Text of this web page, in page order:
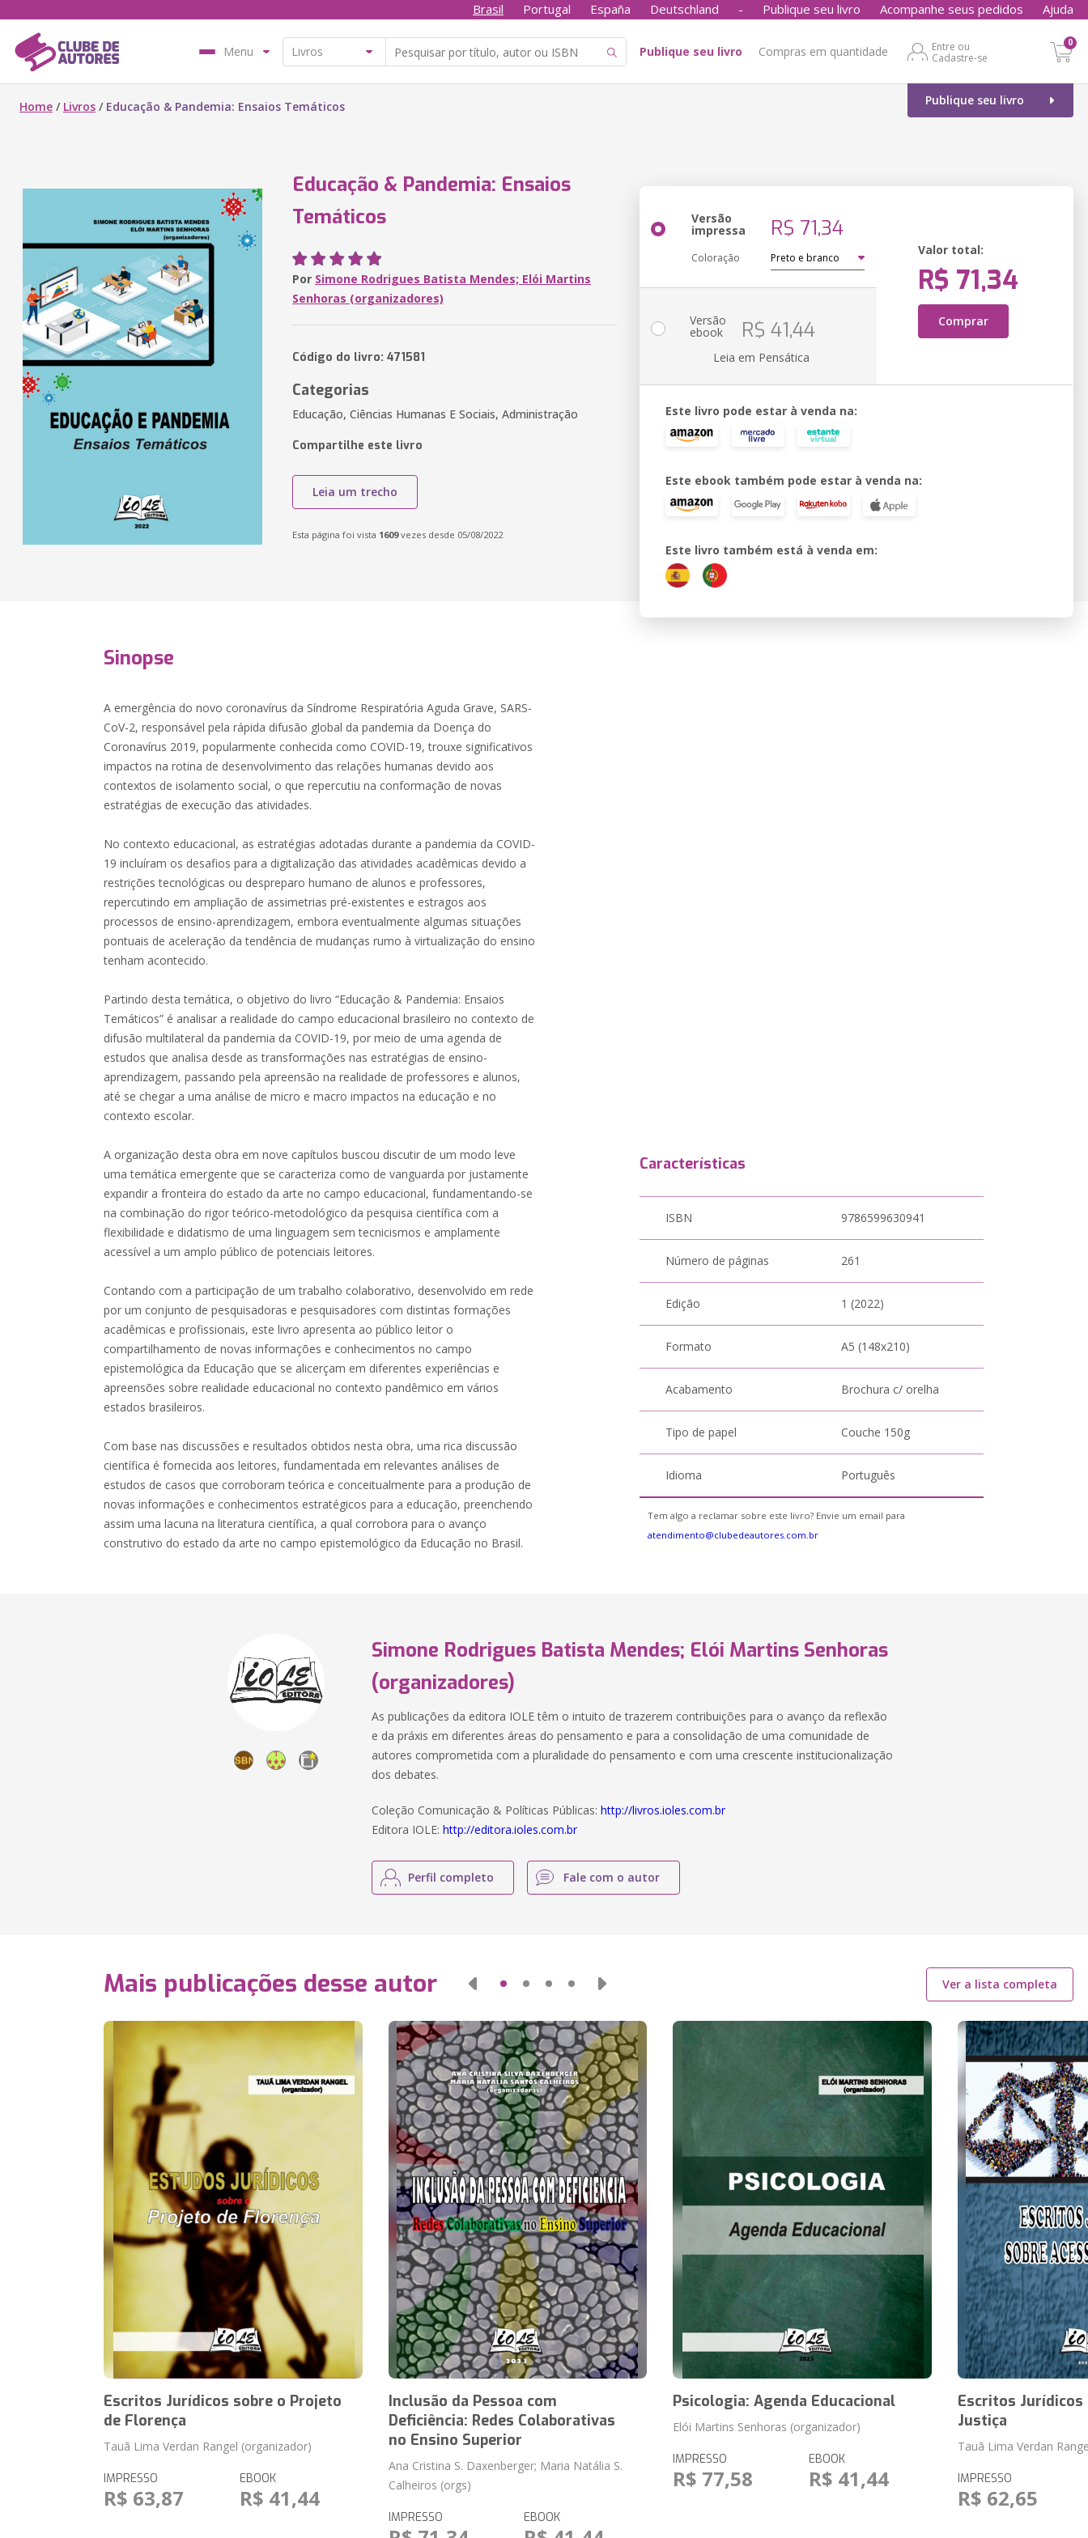
Brasil Portugal España Deutschland - Publique seu livro Acompanhe seus pedidos Ajuda
Menu Publique seu livro Compras em quantidade
Entre ou
Cadastre-se
0
Publique seu livro
Home / Livros / Educação & Pandemia: Ensaios Temáticos
Educação & Pandemia: Ensaios
Temáticos
Por Simone Rodrigues Batista Mendes; Elói Martins
Senhoras (organizadores)
Código do livro: 471581
Categorias
Educação, Ciências Humanas E Sociais, Administração
Compartilhe este livro
Leia um trecho
Esta página foi vista 1609vezes desde 05/08/2022
Versão
impressa R$ 71,34
Coloração
Valor total:
R$ 71,34
Comprar
Versão
ebook R$ 41,44
Leia em Pensática
Este livro pode estar à venda na:
Este ebook também pode estar à venda na:
Este livro também está à venda em:
Sinopse
A emergência do novo coronavírus da Síndrome Respiratória Aguda Grave, SARS-
CoV-2, responsável pela rápida difusão global da pandemia da Doença do
Coronavírus 2019, popularmente conhecida como COVID-19, trouxe significativos
impactos na rotina de desenvolvimento das relações humanas devido aos
contextos de isolamento social, o que repercutiu na conformação de novas
estratégias de execução das atividades.
No contexto educacional, as estratégias adotadas durante a pandemia da COVID-
19 incluíram os desafios para a digitalização das atividades acadêmicas devido a
restrições tecnológicas ou despreparo humano de alunos e professores,
repercutindo em ampliação de assimetrias pré-existentes e estragos aos
processos de ensino-aprendizagem, embora eventualmente algumas situações
pontuais de aceleração da tendência de mudanças rumo à virtualização do ensino
tenham acontecido.
Partindo desta temática, o objetivo do livro “Educação & Pandemia: Ensaios
Temáticos” é analisar a realidade do campo educacional brasileiro no contexto de
difusão multilateral da pandemia da COVID-19, por meio de uma agenda de
estudos que analisa desde as transformações nas estratégias de ensino-
aprendizagem, passando pela apreensão na realidade de professores e alunos,
até se chegar a uma análise de micro e macro impactos na educação e no
contexto escolar.
A organização desta obra em nove capítulos buscou discutir de um modo leve
uma temática emergente que se caracteriza como de vanguarda por justamente
expandir a fronteira do estado da arte no campo educacional, fundamentando-se
na combinação do rigor teórico-metodológico da pesquisa científica com a
flexibilidade e didatismo de uma linguagem sem tecnicismos e amplamente
acessível a um amplo público de potenciais leitores.
Contando com a participação de um trabalho colaborativo, desenvolvido em rede
por um conjunto de pesquisadoras e pesquisadores com distintas formações
acadêmicas e profissionais, este livro apresenta ao público leitor o
compartilhamento de novas informações e conhecimentos no campo
epistemológica da Educação que se alicerçam em diferentes experiências e
apreensões sobre realidade educacional no contexto pandêmico em vários
estados brasileiros.
Com base nas discussões e resultados obtidos nesta obra, uma rica discussão
científica é fornecida aos leitores, fundamentada em relevantes análises de
estudos de casos que corroboram teórica e conceitualmente para a produção de
novas informações e conhecimentos estratégicos para a educação, preenchendo
assim uma lacuna na literatura científica, a qual corrobora para o avanço
construtivo do estado da arte no campo epistemológico da Educação no Brasil.
Características
ISBN 9786599630941
Número de páginas 261
Edição 1 (2022)
Formato A5 (148x210)
Acabamento Brochura c/ orelha
Tipo de papel Couche 150g
Idioma Português
Tem algo a reclamar sobre este livro? Envie um email para
atendimento@clubedeautores.com.br
Simone Rodrigues Batista Mendes; Elói Martins Senhoras
(organizadores)
As publicações da editora IOLE têm o intuito de trazerem contribuições para o avanço da reflexão
e da práxis em diferentes áreas do pensamento e para a consolidação de uma comunidade de
autores comprometida com a pluralidade do pensamento e com uma crescente institucionalização
dos debates.
Coleção Comunicação & Políticas Públicas:http://livros.ioles.com.br
Editora IOLE:http://editora.ioles.com.br
Perfil completo Fale com o autor
Mais publicações desse autor Ver a lista completa
Escritos Jurídicos sobre o Projeto
de Florença
Tauã Lima Verdan Rangel (organizador)
IMPRESSO
R$ 63,87
EBOOK
R$ 41,44
Inclusão da Pessoa com
Deficiência: Redes Colaborativas
no Ensino Superior
Ana Cristina S. Daxenberger; Maria Natália S.
Calheiros (orgs)
IMPRESSO EBOOK
Psicologia: Agenda Educacional
Elói Martins Senhoras (organizador)
IMPRESSO
R$ 77,58
EBOOK
R$ 41,44
Escritos Jurídicos
Justiça
Tauã Lima Verdan
IMPRESSO
R$ 62,65